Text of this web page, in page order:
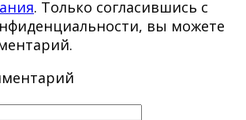
. Только согласившись с
вы можете